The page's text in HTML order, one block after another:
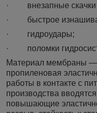
· внезапные скачки
· быстрое
· гидроудары;
· поломки
Материал мембраны —
пропиленовая
работы в контакте с
производства
повышающие